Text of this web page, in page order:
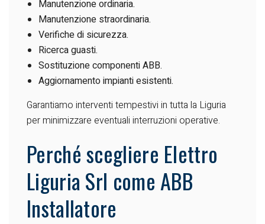
Manutenzione ordinaria.
Manutenzione straordinaria.
Verifiche di sicurezza.
Ricerca guasti.
Sostituzione componenti ABB.
Aggiornamento impianti esistenti.
Garantiamo interventi tempestivi in tutta la Liguria
per minimizzare eventuali interruzioni operative.
Perché scegliere Elettro
Liguria Srl come ABB
Installatore